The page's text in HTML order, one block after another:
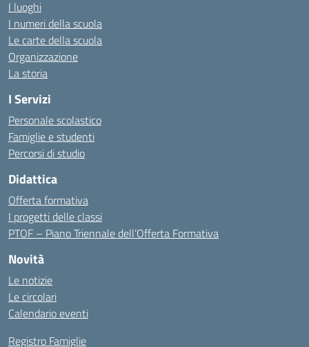
I luoghi
I numeri della scuola
Le carte della scuola
Organizzazione
La storia
I Servizi
Personale scolastico
Famiglie e studenti
Percorsi di studio
Didattica
Offerta formativa
I progetti delle classi
PTOF – Piano Triennale dell’Offerta Formativa
Novità
Le notizie
Le circolari
Calendario eventi
Registro Famiglie